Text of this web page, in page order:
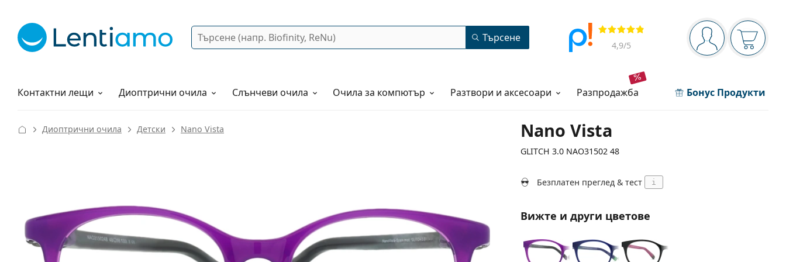
Navigation panel
Вие сте вписани
Прегледи
4,9/5
Търсене Търсене
Контактни лещи
Разтвори Диоптрични очила Слънчеви очила Очила за компютър Разтвори и аксесоари разпродажба Бонус Продукти
Как да поръчам?
Nano Vista
GLITCH 3.0 NAO31502 48
Диоптрични очила Детски Nano Vista
Безплатен преглед & тест i
Вижте и други цветове